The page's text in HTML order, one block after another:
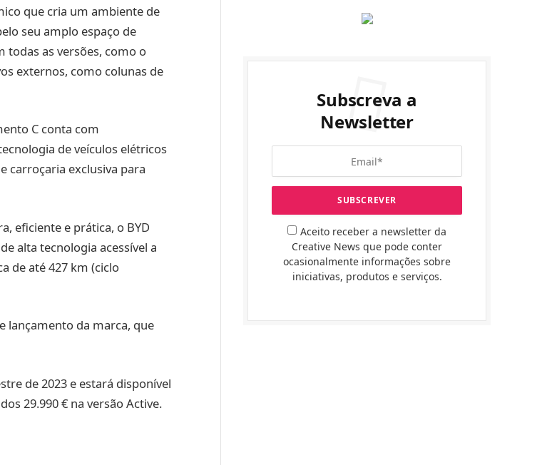
que cria um ambiente de
seu amplo espaço de
todas as versões, como o
externos, como colunas de
C conta com
de veículos elétricos
carroçaria exclusiva para
eficiente e prática, o BYD
alta tecnologia acessível a
de até 427 km (ciclo
lançamento da marca, que
de 2023 e estará disponível
29.990 € na versão Active.
Subscreva a
Newsletter
Aceito receber a newsletter da
Creative News que pode conter
ocasionalmente informações sobre
iniciativas, produtos e serviços.